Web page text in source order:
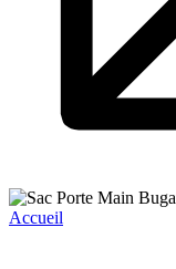
Accueil